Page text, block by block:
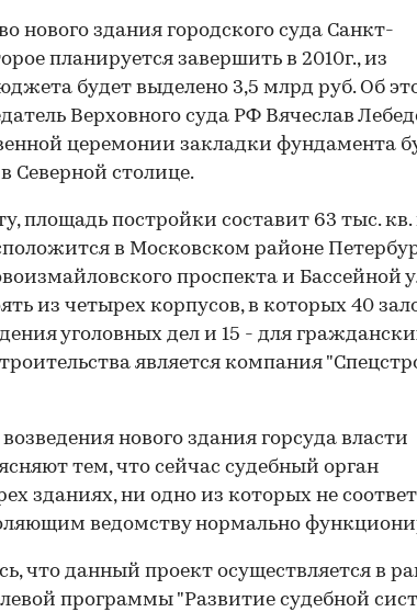
нового здания городского суда Санкт-
планируется завершить в 2010г., из
будет выделено 3,5 млрд руб. Об
Верховного суда РФ Вячеслав
церемонии закладки фундамента
Северной столице.
площадь постройки составит 63 тыс. кв.
в Московском районе
проспекта и Бассейной
из четырех корпусов, в которых 40
уголовных дел и 15 - для
является компания
нового здания горсуда власти
тем, что сейчас судебный орган
зданиях, ни одно из которых не
ведомству нормально
что данный проект осуществляется в
программы "Развитие судебной